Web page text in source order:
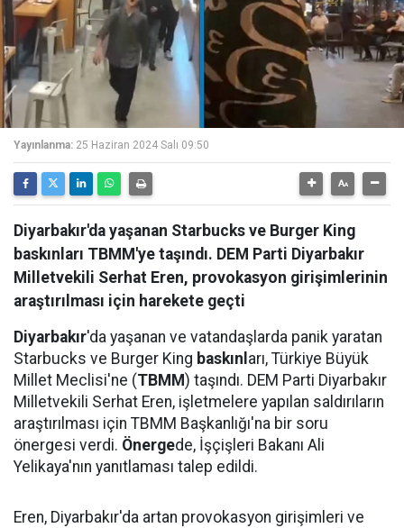
Yayınlanma: 25 Haziran 2024 Salı 09:50
Diyarbakır'da yaşanan Starbucks ve Burger King
baskınları TBMM'ye taşındı. DEM Parti Diyarbakır
Milletvekili Serhat Eren, provokasyon girişimlerinin
araştırılması için harekete geçti
Diyarbakır'da yaşanan ve vatandaşlarda panik yaratan
Starbucks ve Burger King baskınl arı, Türkiye Büyük
Millet Meclisi'ne (TBMM ) taşındı. DEM Parti Diyarbakır
Milletvekili Serhat Eren, işletmelere yapılan saldırıların
araştırılması için TBMM Başkanlığı'na bir soru
önergesi verdi. Önergede, İşçişleri Bakanı Ali
Yelikaya'nın yanıtlaması talep edildi.
Eren, Diyarbakır'da artan provokasyon girişimleri ve